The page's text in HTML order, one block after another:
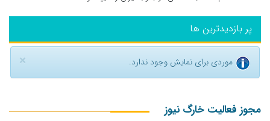
پر بازدیدترین ها
× موردی برای نمایش وجود ندارد.
مجوز فعالیت خارگ نیوز